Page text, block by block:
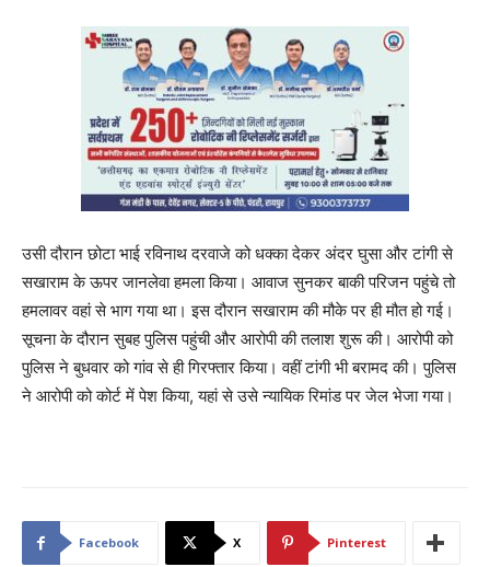
उसी दौरान छोटा भाई रविनाथ दरवाजे को धक्का देकर अंदर घुसा और टांगी से
सखाराम के ऊपर जानलेवा हमला किया। आवाज सुनकर बाकी परिजन पहुंचे तो
हमलावर वहां से भाग गया था। इस दौरान सखाराम की मौके पर ही मौत हो गई।
सूचना के दौरान सुबह पुलिस पहुंची और आरोपी की तलाश शुरू की। आरोपी को
पुलिस ने बुधवार को गांव से ही गिरफ्तार किया। वहीं टांगी भी बरामद की। पुलिस
ने आरोपी को कोर्ट में पेश किया, यहां से उसे न्यायिक रिमांड पर जेल भेजा गया।
Facebook X Pinterest